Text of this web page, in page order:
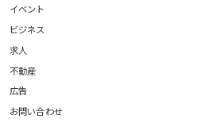
イベント
ビジネス
求人
不動産
広告
お問い合わせ